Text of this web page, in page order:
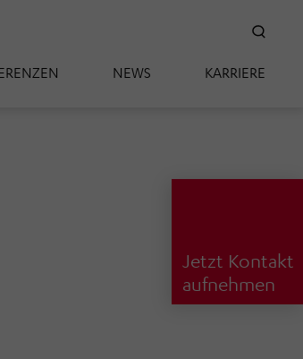
NEWS KARRIERE
Jetzt Kontakt
aufnehmen